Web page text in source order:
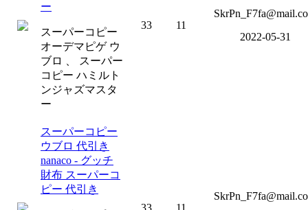
ー
スーパーコピー
オーデマピゲ ウ
ブロ 、 スーパー
コピー ハミルト
ンジャズマスタ
ー
33 11
2022-05-31
スーパーコピー
ウブロ 代引き
nanaco - グッチ
財布 スーパーコ
ピー 代引き
33 11